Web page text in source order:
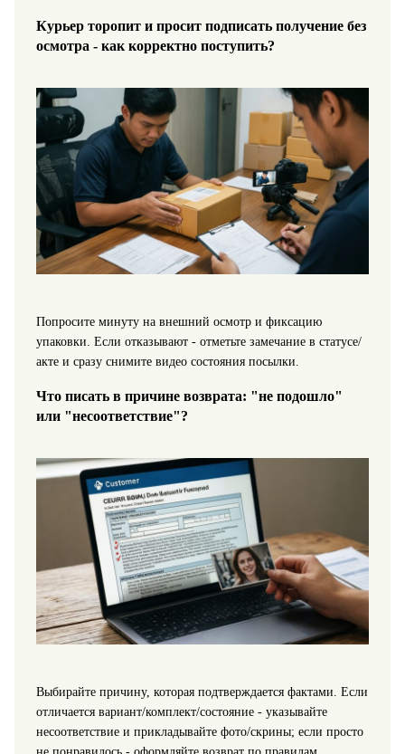
Курьер торопит и просит подписать получение без
осмотра - как корректно поступить?
Попросите минуту на внешний осмотр и фиксацию
упаковки. Если отказывают - отметьте замечание в статусе/
акте и сразу снимите видео состояния посылки.
Что писать в причине возврата: "не подошло"
или "несоответствие"?
Выбирайте причину, которая подтверждается фактами. Если
отличается вариант/комплект/состояние - указывайте
несоответствие и прикладывайте фото/скрины; если просто